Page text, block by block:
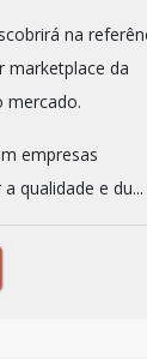
na
marketplace da
mercado.
empresas
qualidade e du...